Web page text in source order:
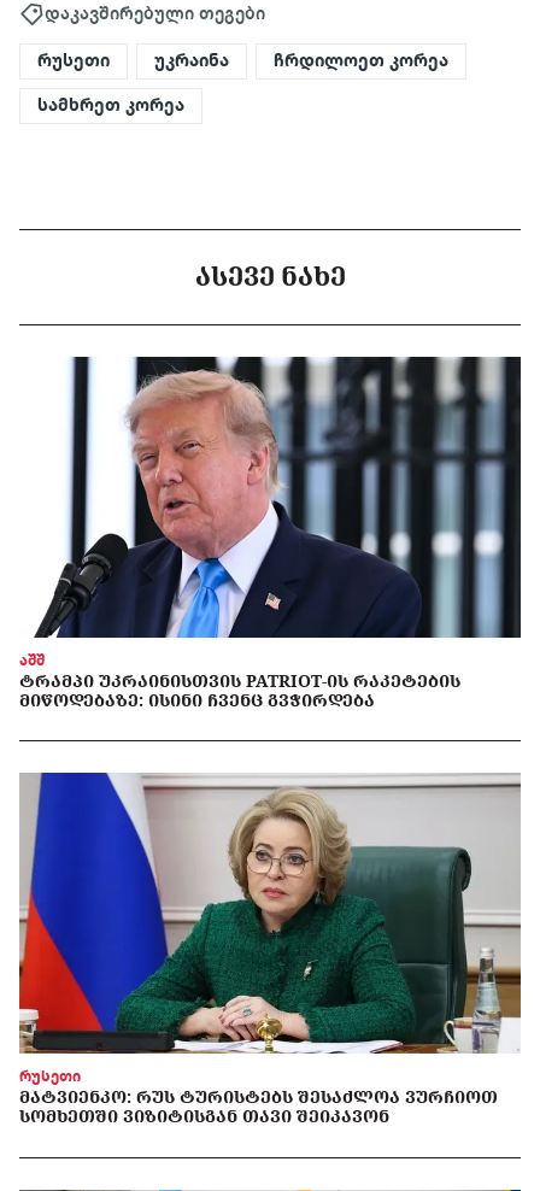
დაკავშირებული თეგები
რუსეთი უკრაინა ჩრდილოეთ კორეა
სამხრეთ კორეა
ᲐᲡᲔᲕᲔ ᲜᲐᲮᲔ
აშშ
ᲢᲠᲐᲛᲞᲘ ᲣᲙᲠᲐᲘᲜᲘᲡᲗᲕᲘᲡ PATRIOT-ᲘᲡ ᲠᲐᲙᲔᲢᲔᲑᲘᲡ
ᲛᲘᲬᲝᲓᲔᲑᲐᲖᲔ: ᲘᲡᲘᲜᲘ ᲩᲕᲔᲜᲪ ᲒᲕᲭᲘᲠᲓᲔᲑᲐ
რუსეთი
ᲛᲐᲢᲕᲘᲔᲜᲙᲝ: ᲠᲣᲡ ᲢᲣᲠᲘᲡᲢᲔᲑᲡ ᲨᲔᲡᲐᲫᲚᲝᲐ ᲕᲣᲠᲩᲘᲝᲗ
ᲡᲝᲛᲮᲔᲗᲨᲘ ᲕᲘᲖᲘᲢᲘᲡᲒᲐᲜ ᲗᲐᲕᲘ ᲨᲔᲘᲙᲐᲕᲝᲜ